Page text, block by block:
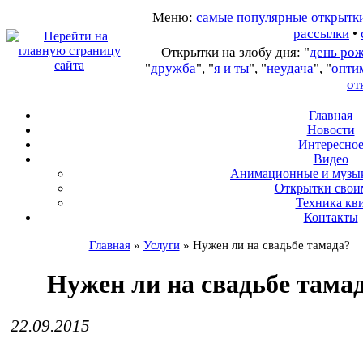
Меню: самые популярные
рассылки •
Открытки на злобу дня: "день
"дружба", "я и ты", "неудача", "
Главная
Новости
Интересное
Видео
Анимационные и
Открытки
Техника
Контакты
Главная» Услуги» Нужен ли на свадьбе тамада?
Нужен ли на свадьбе
22.09.2015